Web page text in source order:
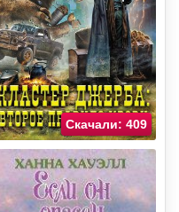
Скачали: 409